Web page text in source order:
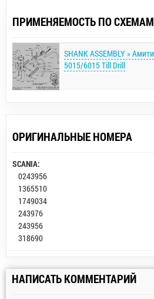
ПРИМЕНЯЕМОСТЬ ПО СХЕМАМ
SHANK ASSEMBLY » Амити
5015/6015 Till Drill
ОРИГИНАЛЬНЫЕ НОМЕРА
SCANIA:
0243956
1365510
1749034
243976
243956
318690
НАПИСАТЬ КОММЕНТАРИЙ